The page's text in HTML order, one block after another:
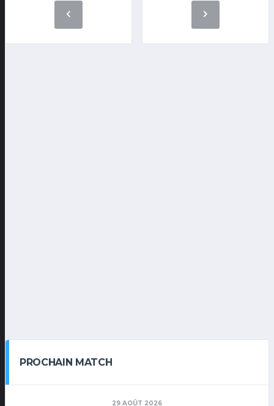
PROCHAIN MATCH
29 AOÛT 2026